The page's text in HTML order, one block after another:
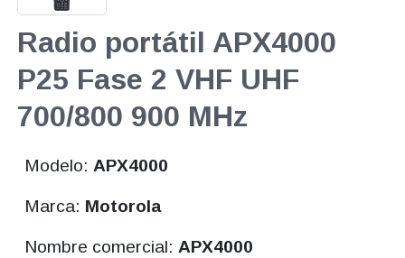
Radio portátil APX4000
P25 Fase 2 VHF UHF
700/800 900 MHz
Modelo: APX4000
Marca: Motorola
Nombre comercial: APX4000